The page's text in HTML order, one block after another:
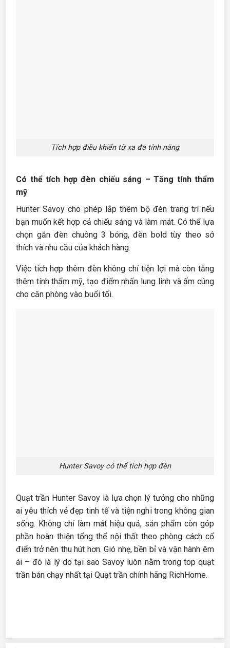
Tích hợp điều khiển từ xa đa tính năng
Có thể tích hợp đèn chiếu sáng – Tăng tính thẩm
mỹ
Hunter Savoy cho phép lắp thêm bộ đèn trang trí nếu
bạn muốn kết hợp cả chiếu sáng và làm mát. Có thể lựa
chọn gắn đèn chuông 3 bóng, đèn bold tùy theo sở
thích và nhu cầu của khách hàng.
Việc tích hợp thêm đèn không chỉ tiện lợi mà còn tăng
thêm tính thẩm mỹ, tạo điểm nhấn lung linh và ấm cúng
cho căn phòng vào buổi tối.
Hunter Savoy có thể tích hợp đèn
Quạt trần Hunter Savoy là lựa chọn lý tưởng cho những
ai yêu thích vẻ đẹp tinh tế và tiện nghi trong không gian
sống. Không chỉ làm mát hiệu quả, sản phẩm còn góp
phần hoàn thiện tổng thể nội thất theo phòng cách cổ
điển trở nên thu hút hơn. Gió nhẹ, bền bỉ và vận hành êm
ái – đó là lý do tại sao Savoy luôn nằm trong top quạt
trần bán chạy nhất tại Quạt trần chính hãng RichHome.